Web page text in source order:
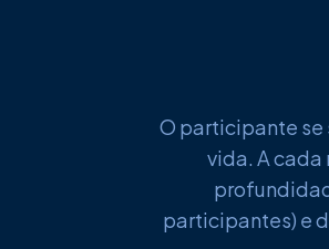
O participante se
vida. A
participantes) e